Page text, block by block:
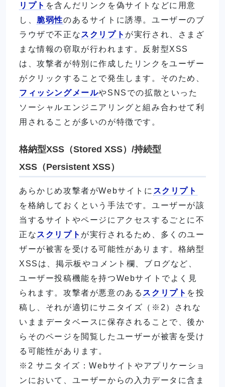
リプト を含んだリンクを偽サイトなどに用意
し、 脆弱性のあるサイトに誘導。ユーザーのブ
ラウザで不正な スクリプト が実行され、さまざ
まな情報の窃取が行われます。反射型XSS
は、攻撃者が特別に作成したリンクをユーザー
がクリックすることで発生します。そのため、
フィッシングメールやSNSでの拡散といった
ソーシャルエンジニアリングと組み合わせて利
用されることが多いのが特徴です。
格納型XSS（Stored XSS）/持続型
XSS（Persistent XSS）
あらかじめ攻撃者がWebサイトに スクリプト
を格納しておくという手法です。ユーザーが該
当するサイトやページにアクセスするごとに不
正な スクリプト が実行されるため、多くのユー
ザーが被害を受ける可能性があります。格納型
XSSは、掲示板やコメント欄、ブログなど、
ユーザー投稿機能を持つWebサイトでよく見
られます。攻撃者が悪意のある スクリプト を投
稿し、それが適切にサニタイズ（※2）されな
いままデータベースに保存されることで、後か
らそのページを閲覧したユーザーが被害を受け
る可能性があります。
※2 サニタイズ：Webサイトやアプリケーショ
ンにおいて、ユーザーからの入力データに含ま